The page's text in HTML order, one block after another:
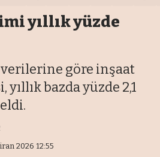
yıllık yüzde
göre inşaat
bazda yüzde 2,1
2026 12:55